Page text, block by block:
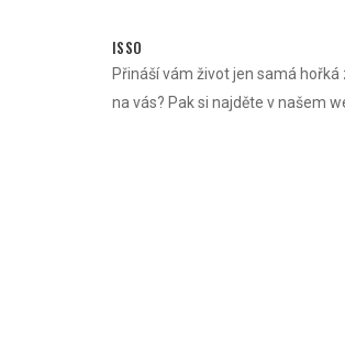
ISSO
Přináší vám život jen samá
na vás? Pak si najděte v našem